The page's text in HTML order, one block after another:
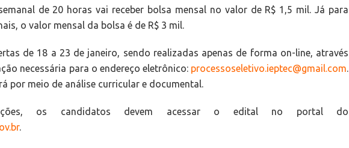
de 20 horas vai receber bolsa mensal no valor de R$ 1,5 mil. Já para
o valor mensal da bolsa é de R$ 3 mil.
de 18 a 23 de janeiro, sendo realizadas apenas de forma on-line, através
necessária para o endereço eletrônico: processoseletivo.ieptec@gmail.com.
por meio de análise curricular e documental.
os candidatos devem acessar o edital no portal do
.